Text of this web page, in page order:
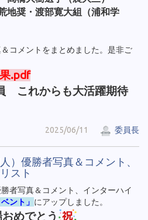
奨・渡部寛大組（浦和学
コメントをまとめました。是非ご
.pdf
これからも大活躍期待
2025/06/11 委員長
）優勝者写真＆コメント、
スト
者写真＆コメント、インターハイ
ント」 にアップしました。
めでとう